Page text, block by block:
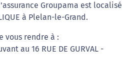
Groupama est localisé
à Plelan-le-Grand.
vous rendre à :
au 16 RUE DE GURVAL -